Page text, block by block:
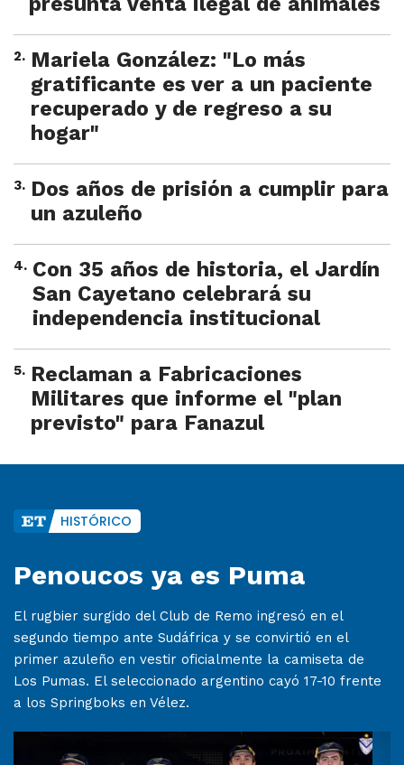
2. Mariela González: "Lo más
gratificante es ver a un paciente
recuperado y de regreso a su
hogar"
3. Dos años de prisión a cumplir para
un azuleño
4. Con 35 años de historia, el Jardín
San Cayetano celebrará su
independencia institucional
5. Reclaman a Fabricaciones
Militares que informe el "plan
previsto" para Fanazul
HISTÓRICO
Penoucos ya es Puma
El rugbier surgido del Club de Remo ingresó en el
segundo tiempo ante Sudáfrica y se convirtió en el
primer azuleño en vestir oficialmente la camiseta de
Los Pumas. El seleccionado argentino cayó 17-10 frente
a los Springboks en Vélez.